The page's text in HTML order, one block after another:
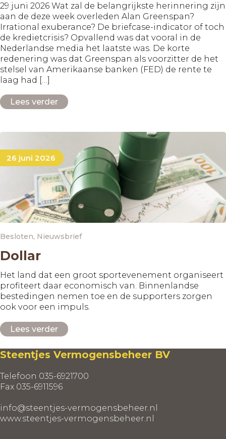
29 juni 2026 Wat zal de belangrijkste herinnering zijn
aan de deze week overleden Alan Greenspan?
Irrational exuberance? De briefcase-indicator of toch
de kredietcrisis? Opvallend was dat vooral in de
Nederlandse media het laatste was. De korte
redenering was dat Greenspan als voorzitter de het
stelsel van Amerikaanse banken (FED) de rente te
laag had […]
Lees verder
26 juni 2026
Besloten, Nieuwsbrief
Dollar
Het land dat een groot sportevenement organiseert
profiteert daar economisch van. Binnenlandse
bestedingen nemen toe en de supporters zorgen
ook voor een impuls.
Lees verder
Steentjes Vermogensbeheer BV
Telefoon 035-6921700
Fax 035-6911596
info@steentjes-vermogensbeheer.nl
www.steentjes-vermogensbeheer.nl